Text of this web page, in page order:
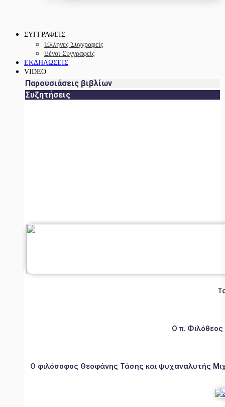
ΣΥΓΓΡΑΦΕΙΣ
Έλληνες Συγγραφείς
Ξένοι Συγγραφείς
ΕΚΔΗΛΩΣΕΙΣ
VIDEO
Παρουσιάσεις βιβλίων
Συζητήσεις
Ο π.
Ο φιλόσοφος Θεοφάνης Τάσης και ψυχαναλυτής